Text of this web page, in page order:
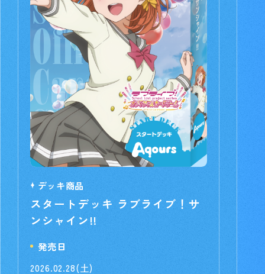
デッキ商品
スタートデッキ ラブライブ！サ
ンシャイン!!
発売日
2026.02.28(土)